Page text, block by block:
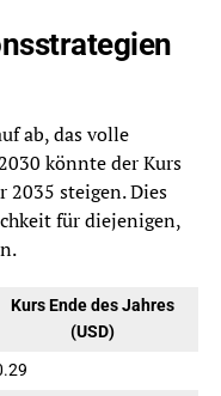
ab, das volle
könnte der Kurs
2035 steigen. Dies
für diejenigen,
Kurs Ende des Jahres
(USD)